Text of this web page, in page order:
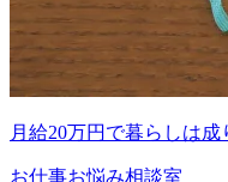
月給20万円で暮らしは成
お仕事お悩み相談室